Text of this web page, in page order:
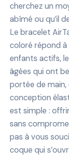
cherchez un
abîmé ou qu’il
Le bracelet
coloré répond
enfants actifs,
âgées qui ont
portée de main,
conception
est simple :
sans
pas à vous
coque qui